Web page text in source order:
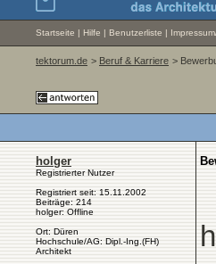
Startseite | Hilfe | Benutzerliste |
tektorum.de > Beruf & Karriere >
holger
Registrierter Nutzer
Registriert seit: 15.11.2002
Beiträge: 214
holger: Offline
Ort: Düren
Hochschule/AG: Dipl.-Ing.(FH)
Architekt